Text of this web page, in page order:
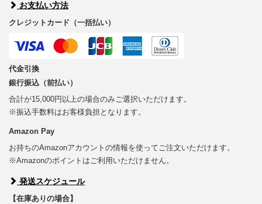
お支払い方法
クレジットカード（一括払い）
代金引換
銀行振込（前払い）
合計が15,000円以上の場合のみご選択いただけます。
※振込手数料はお客様負担となります。
Amazon Pay
お持ちのAmazonアカウントの情報を使ってご注文いただけます。
※Amazonのポイントはご利用いただけません。
発送スケジュール
【在庫ありの場合】